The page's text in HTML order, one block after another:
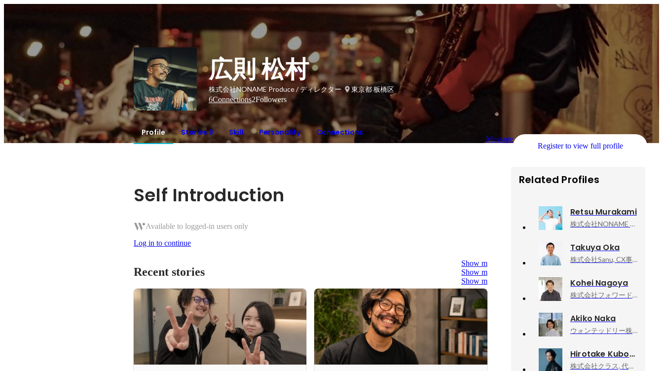
広則 松村
株式会社NONAME Produce / ディレクター
東京都 板橋区
6Connections2Followers
Profile Stories 9 Skill Personality Connections
Message
Register to view full profile
Self Introduction
Available to logged-in users only
Log in to continue
Recent stories
Show more
Show more
Show more
Related Profiles
Retsu Murakami
株式会社NONAME Produce, 代表取締役社長
Takuya Oka
株式会社Sanu, CX事業部 オペレーションマネージャー
Kohei Nagoya
株式会社フォワード, 代表取締役社長
Akiko Naka
ウォンテッドリー株式会社, Founder, CEO
Hirotake Kubo
株式会社クラス, 代表取締役社長